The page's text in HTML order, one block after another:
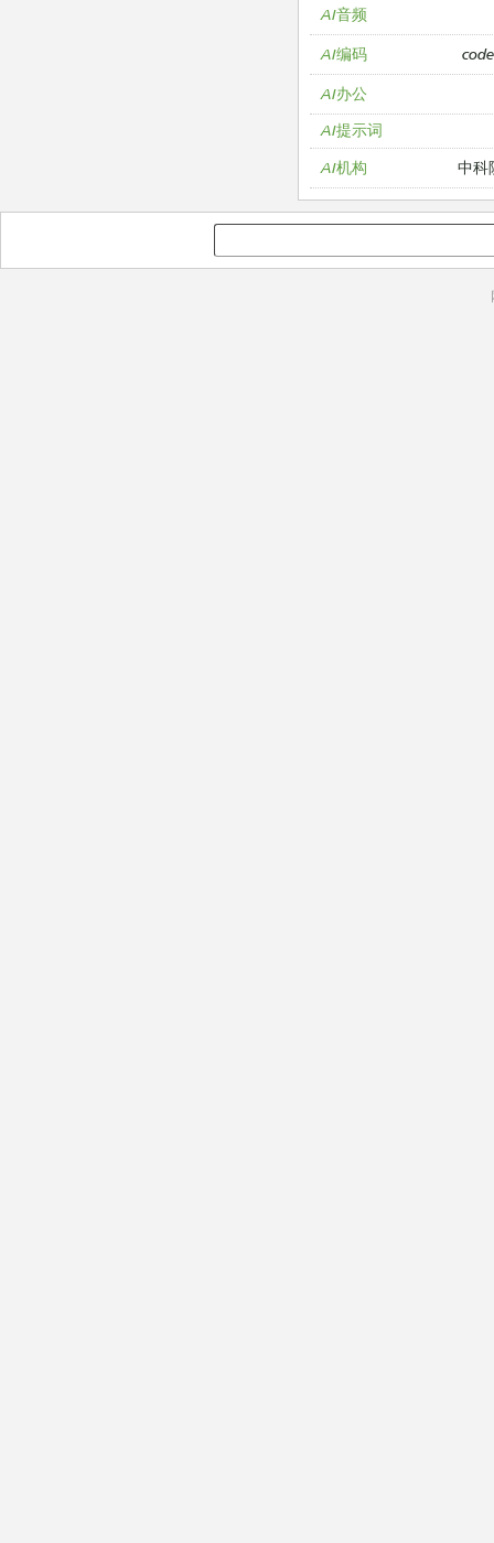
AI音频
AI编码
AI办公
AI提示词
AI机构
中科